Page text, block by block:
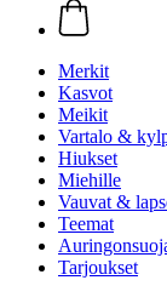
Merkit
Kasvot
Meikit
Vartalo &
Hiukset
Miehille
Vauvat &
Teemat
Tarjoukset